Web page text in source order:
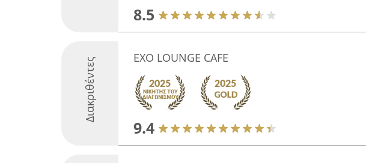
8.5
Διακριθέντες EXO LOUNGE CAFE
9.4